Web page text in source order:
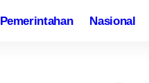
Nasional